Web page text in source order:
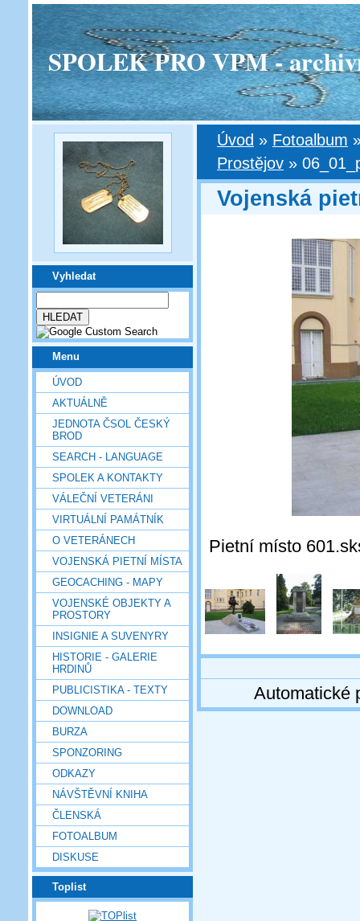
SPOLEK PRO VPM -
Vyhledat
Menu
ÚVOD
AKTUÁLNĚ
JEDNOTA ČSOL ČESKÝ
BROD
SEARCH - LANGUAGE
SPOLEK A KONTAKTY
VÁLEČNÍ VETERÁNI
VIRTUÁLNÍ PAMÁTNÍK
O VETERÁNECH
VOJENSKÁ PIETNÍ MÍSTA
GEOCACHING - MAPY
VOJENSKÉ OBJEKTY A
PROSTORY
INSIGNIE A SUVENYRY
HISTORIE - GALERIE
HRDINŮ
PUBLICISTIKA - TEXTY
DOWNLOAD
BURZA
SPONZORING
ODKAZY
NÁVŠTĚVNÍ KNIHA
ČLENSKÁ
FOTOALBUM
DISKUSE
Toplist
Úvod » Fotoalbum
Prostějov »
Vojenská
Pietní místo
Automatické